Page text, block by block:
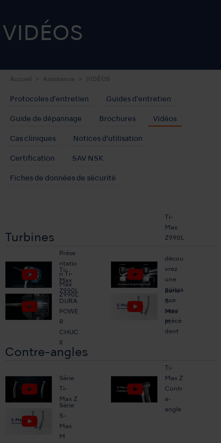
VIDÉOS
Accueil Assistance VIDÉOS
Protocoles d'entretien Guides d'entretien
Guide de dépannage Brochures Vidéos
Cas cliniques Notices d'utilisation
Certification SAV NSK
Fiches de données de sécurité
Turbines
Prése
ntatio
n Ti-
Max
Z990L
Ti-
Max
Z990L
:
décou
vrez
une
puissa
nce
sans
précé
dent
Ti-
Max
Z990L
DURA
POWE
R
CHUC
K
Série
S-
Max
M
Contre-angles
Série
Ti-
Max Z
Ti-
Max Z
Contr
a-
angle
Série
S-
Max
M